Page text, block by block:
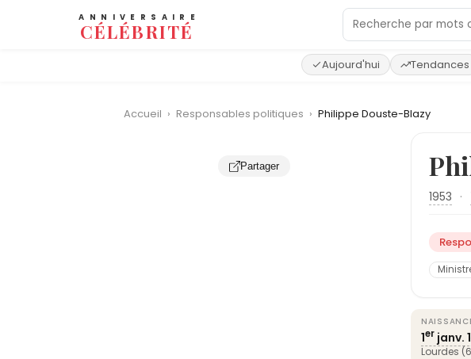
ANNIVERSAIRE
CÉLÉBRITÉ
Aujourd'hui Tendances
Accueil › Responsables politiques › Philippe Douste-Blazy
Partager
1953 ·
1er janv.
Lourdes